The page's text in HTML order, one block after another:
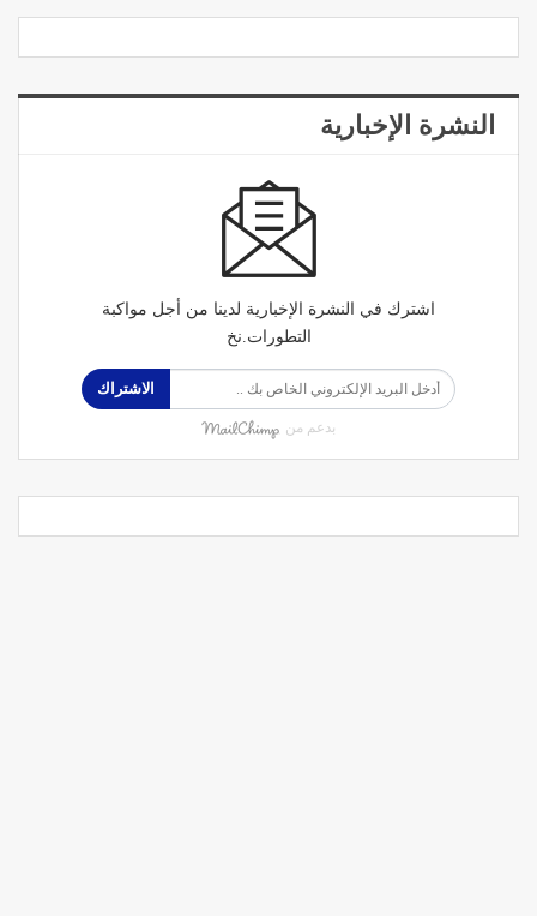
النشرة الإخبارية
اشترك في النشرة الإخبارية لدينا من أجل مواكبة
التطورات.نخ
الاشتراك
بدعم من